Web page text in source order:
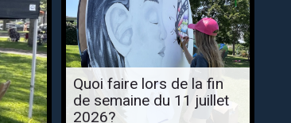
Quoi faire lors de la fin
de semaine du 11 juillet
2026?